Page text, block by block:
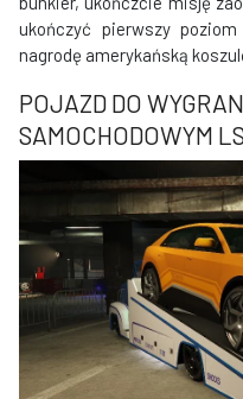
ukończyć pierwszy
nagrodę amerykańską
POJAZD DO
SAMOCHODOWYM